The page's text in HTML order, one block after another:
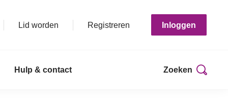
Lid worden Registreren Inloggen
Hulp & contact Zoeken